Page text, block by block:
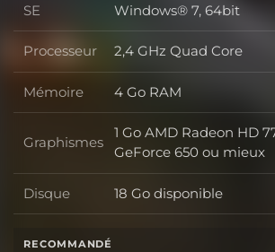
SE SE
Windows® 7, 64bit
Processeur Processeur
2,4 GHz Quad Core
Mémoire Mémoire
4 Go RAM
Graphismes Graphismes
1 Go AMD Radeon HD
GeForce 650 ou mieux
Disque Disque
18 Go disponible
RECOMMANDÉ